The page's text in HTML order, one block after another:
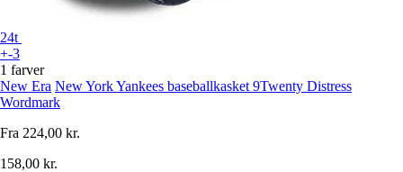
24t
+-3
1 farver
New Era New York Yankees baseballkasket 9Twenty Distress
Wordmark
Fra 224,00 kr.
158,00 kr.